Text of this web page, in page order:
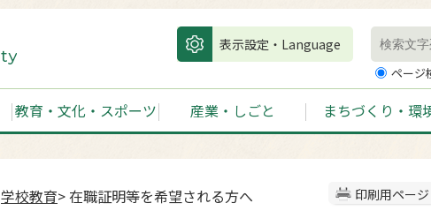
表示設定・Language
ページ
教育・文化・スポーツ 産業・しごと まちづくり・環
印刷用ページ
学校教育> 在職証明等を希望される方へ